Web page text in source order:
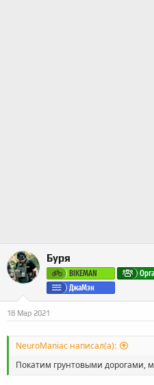
Буря
BIKEMAN
ДжаМэн
18 Мар 2021
NeuroManiac написал(а):
Покатим грунтовыми дорогами,